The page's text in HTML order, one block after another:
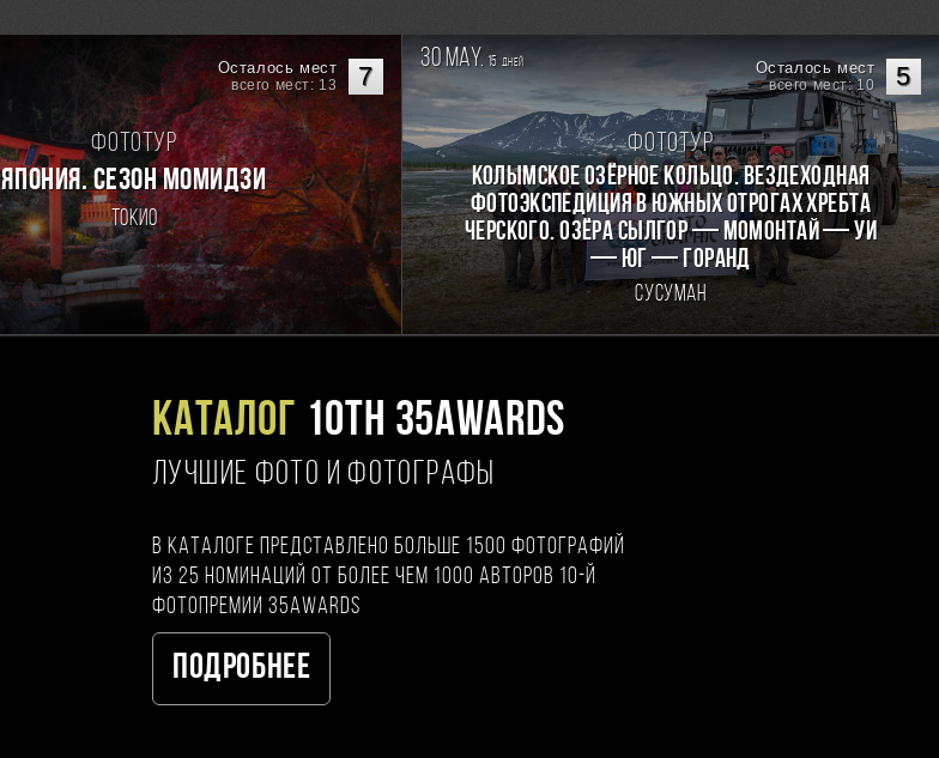
7
Осталось мест
всего мест: 13
Фототур
ЯПОНИЯ. СЕЗОН МОМИДЗИ
Токио
30 may. 15 дней 5
Осталось мест
всего мест: 10
Фототур
КОЛЫМСКОЕ ОЗЁРНОЕ КОЛЬЦО. Вездеходная
фотоэкспедиция в южных отрогах хребта
Черского. Озёра Сылгор — Момонтай — Уи
— Юг — Горанд
Сусуман
Каталог 10TH 35AWARDS
ЛУЧШИЕ ФОТО И ФОТОГРАФЫ
В каталоге представлено больше 1500 фотографий
из 25 номинаций от более чем 1000 авторов 10-й
фотопремии 35AWARDS
Подробнее